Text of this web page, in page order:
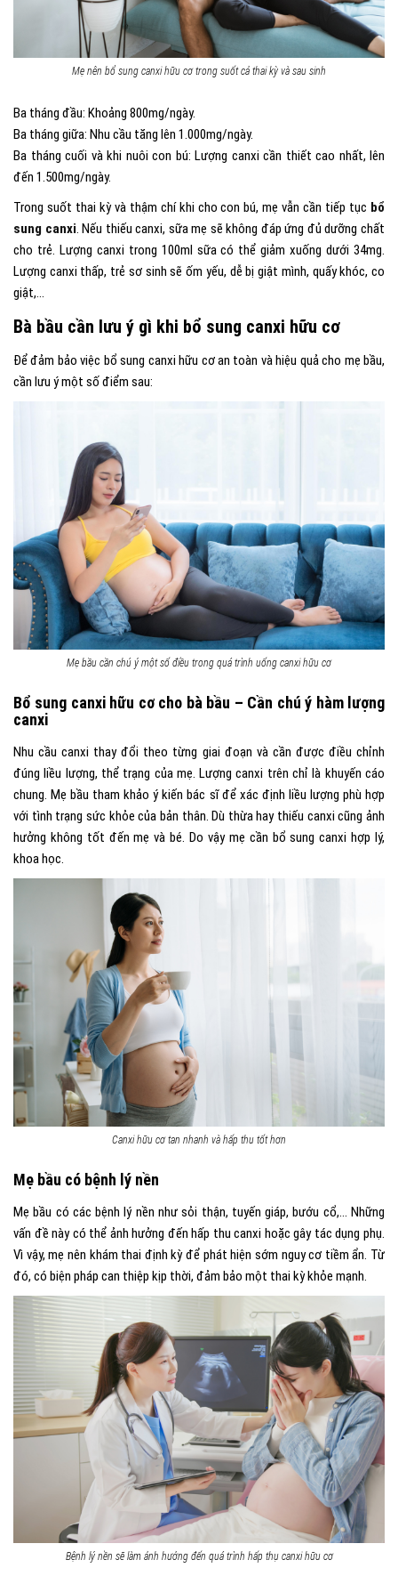
Mẹ nên bổ sung canxi hữu cơ trong suốt cả thai kỳ và sau sinh
Ba tháng đầu: Khoảng 800mg/ngày.
Ba tháng giữa: Nhu cầu tăng lên 1.000mg/ngày.
Ba tháng cuối và khi nuôi con bú: Lượng canxi cần thiết cao nhất, lên
đến 1.500mg/ngày.
Trong suốt thai kỳ và thậm chí khi cho con bú, mẹ vẫn cần tiếp tục bổ
sung canxi. Nếu thiếu canxi, sữa mẹ sẽ không đáp ứng đủ dưỡng chất
cho trẻ. Lượng canxi trong 100ml sữa có thể giảm xuống dưới 34mg.
Lượng canxi thấp, trẻ sơ sinh sẽ ốm yếu, dễ bị giật mình, quấy khóc, co
giật,…
Bà bầu cần lưu ý gì khi bổ sung canxi hữu cơ
Để đảm bảo việc bổ sung canxi hữu cơ an toàn và hiệu quả cho mẹ bầu,
cần lưu ý một số điểm sau:
Mẹ bầu cần chú ý một số điều trong quá trình uống canxi hữu cơ
Bổ sung canxi hữu cơ cho bà bầu – Cần chú ý hàm lượng
canxi
Nhu cầu canxi thay đổi theo từng giai đoạn và cần được điều chỉnh
đúng liều lượng, thể trạng của mẹ. Lượng canxi trên chỉ là khuyến cáo
chung. Mẹ bầu tham khảo ý kiến bác sĩ để xác định liều lượng phù hợp
với tình trạng sức khỏe của bản thân. Dù thừa hay thiếu canxi cũng ảnh
hưởng không tốt đến mẹ và bé. Do vậy mẹ cần bổ sung canxi hợp lý,
khoa học.
Canxi hữu cơ tan nhanh và hấp thu tốt hơn
Mẹ bầu có bệnh lý nền
Mẹ bầu có các bệnh lý nền như sỏi thận, tuyến giáp, bướu cổ,… Những
vấn đề này có thể ảnh hưởng đến hấp thu canxi hoặc gây tác dụng phụ.
Vì vậy, mẹ nên khám thai định kỳ để phát hiện sớm nguy cơ tiềm ẩn. Từ
đó, có biện pháp can thiệp kịp thời, đảm bảo một thai kỳ khỏe mạnh.
Bệnh lý nền sẽ làm ảnh hưởng đến quá trình hấp thụ canxi hữu cơ